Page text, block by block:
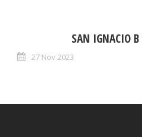
SAN IGNACIO
27 Nov 2023